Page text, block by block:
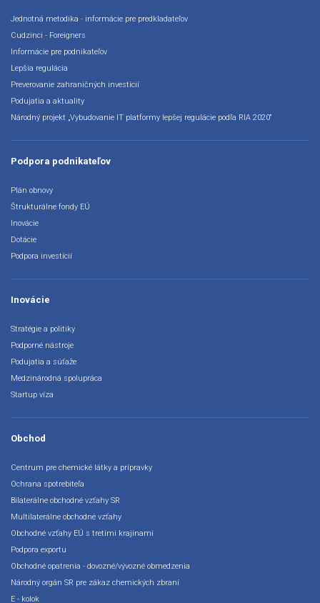
Jednotná metodika - informácie pre predkladateľov
Cudzinci - Foreigners
Informácie pre podnikateľov
Lepšia regulácia
Preverovanie zahraničných investícií
Podujatia a aktuality
Národný projekt „Vybudovanie IT platformy lepšej regulácie podľa RIA 2020“
Podpora podnikateľov
Plán obnovy
Štrukturálne fondy EÚ
Inovácie
Dotácie
Podpora investícií
Inovácie
Stratégie a politiky
Podporné nástroje
Podujatia a súťaže
Medzinárodná spolupráca
Startup víza
Obchod
Centrum pre chemické látky a prípravky
Ochrana spotrebiteľa
Bilaterálne obchodné vzťahy SR
Multilaterálne obchodné vzťahy
Obchodné vzťahy EÚ s tretími krajinami
Podpora exportu
Obchodné opatrenia - dovozné/vývozné obmedzenia
Národný orgán SR pre zákaz chemických zbraní
E - kolok